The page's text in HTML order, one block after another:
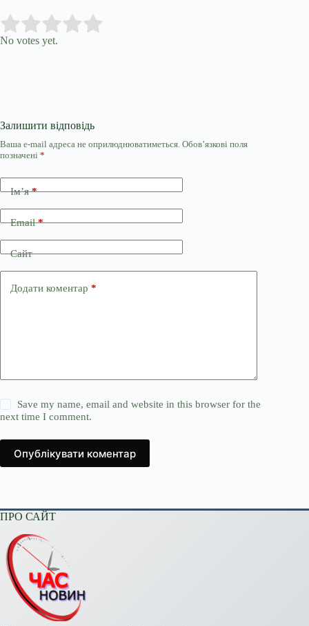
Rate this item:
No votes yet.
Залишити відповідь
Ваша e-mail адреса не оприлюднюватиметься. Обов’язкові поля
позначені *
Ім’я*
Email*
Сайт
Додати коментар *
Save my name, email and website in this browser for the
next time I comment.
Опублікувати коментар
ПРО САЙТ